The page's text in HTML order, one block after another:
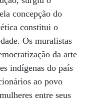
concepção do
constitui o
Os muralistas
da arte
indígenas do país
ao povo
entre seus